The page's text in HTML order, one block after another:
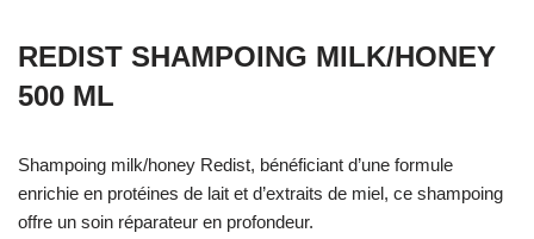
REDIST SHAMPOING MILK/HONEY
500 ML
Shampoing milk/honey Redist, bénéficiant d’une formule
enrichie en protéines de lait et d’extraits de miel, ce shampoing
offre un soin réparateur en profondeur.